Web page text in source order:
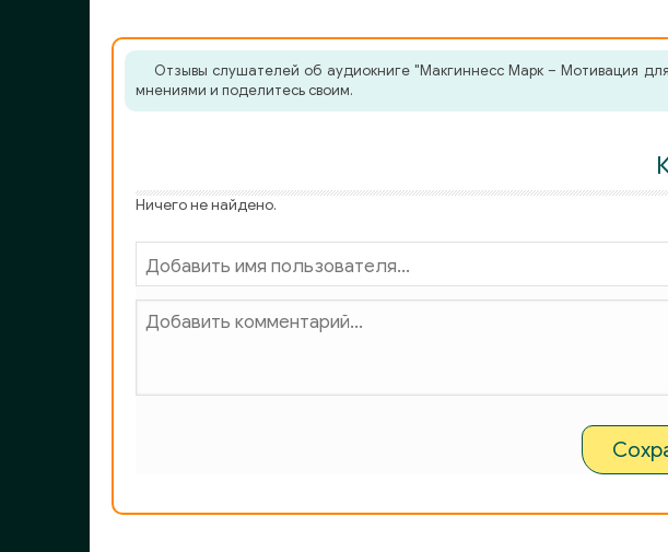
Отзывы слушателей об аудиокниге "Макгиннесс Марк – Мотивация
мнениями и поделитесь своим.
Ничего не найдено.